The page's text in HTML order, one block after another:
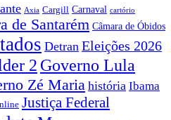
Axia Cargill Carnaval cartório
de Santarém Câmara de Óbidos
Detran Eleições 2026
2 Governo Lula
Zé Maria história Ibama
Justiça Federal